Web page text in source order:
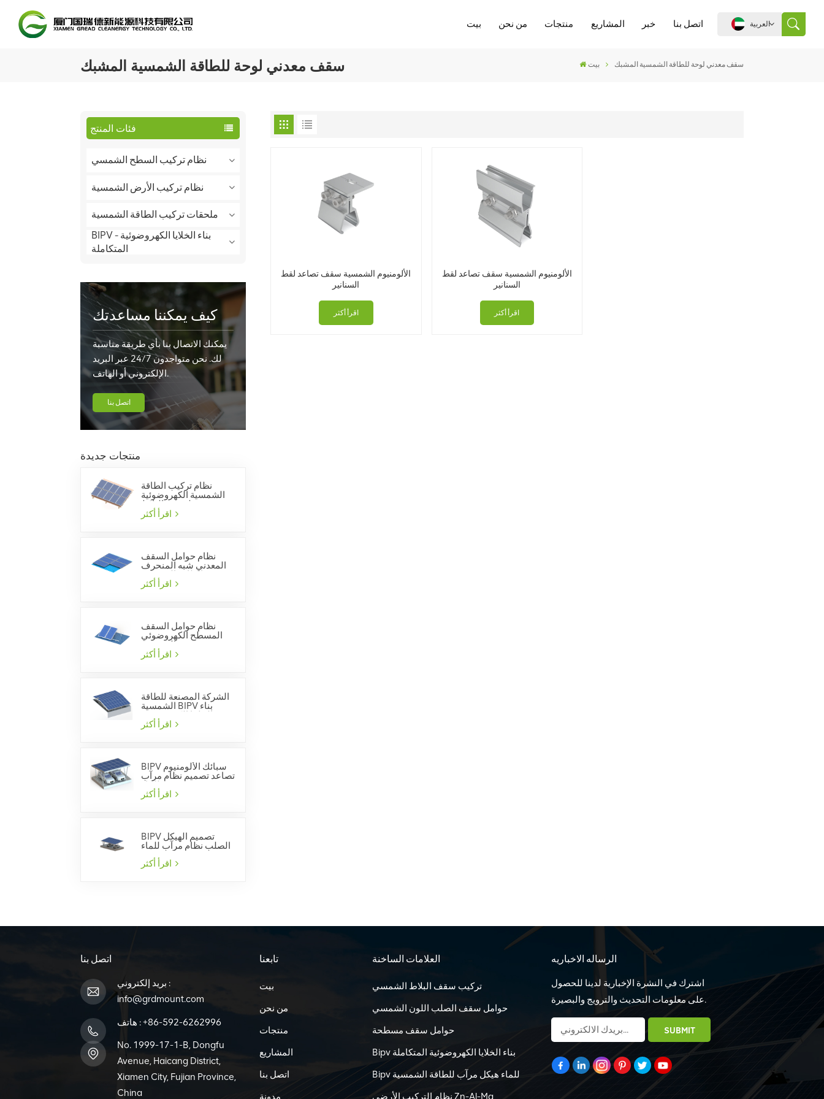
بيت من نحن منتجات المشاريع خبر اتصل بنا العربية
سقف معدني لوحة للطاقة الشمسية المشبك بيت سقف معدني لوحة للطاقة الشمسية المشبك
فئات المنتج
نظام تركيب السطح الشمسي
نظام تركيب الأرض الشمسية
ملحقات تركيب الطاقة الشمسية
BIPV - بناء الخلايا الكهروضوئية
المتكاملة
كيف يمكننا مساعدتك
يمكنك الاتصال بنا بأي طريقة مناسبة
لك. نحن متواجدون 24/7 عبر البريد
الإلكتروني أو الهاتف.
اتصل بنا
منتجات جديدة
نظام تركيب الطاقة
الشمسية الكهروضوئية
لسقف البلاط
نظام حوامل السقف
المعدني شبه المنحرف
بالطاقة الشمسية
نظام حوامل السقف
المسطح الكهروضوئي
الشمسي
الشركة المصنعة للطاقة
الشمسية BIPV بناء
الخلايا الكهروضوئية
المتكاملة
BIPV سبائك الألومنيوم
تصاعد تصميم نظام مرآب
للماء
BIPV تصميم الهيكل
الصلب نظام مرآب للماء
الألومنيوم الشمسية سقف تصاعد لقط
السنانير
اقرأ أكثر
الألومنيوم الشمسية سقف تصاعد لقط
السنانير
اقرأ أكثر
اتصل بنا
بريد إلكتروني :
info@grdmount.com
هاتف :+86-592-6262996
No. 1999-17-1-B, Dongfu
Avenue, Haicang District,
Xiamen City, Fujian Province,
China
تابعنا
بيت
من نحن
منتجات
المشاريع
اتصل بنا
مدونة
العلامات الساخنة
تركيب سقف البلاط الشمسي
حوامل سقف الصلب اللون الشمسي
حوامل سقف مسطحة
Bipv بناء الخلايا الكهروضوئية المتكاملة
Bipv للماء هيكل مرآب للطاقة الشمسية
نظام التركيب الأرضي Zn-Al-Mg
الرساله الاخباريه
اشترك في النشرة الإخبارية لدينا للحصول
على معلومات التحديث والترويج والبصيرة.